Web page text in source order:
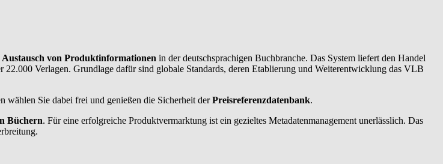
von Produktinformationen in der deutschsprachigen Buchbranche. Das System liefert den Handel
22.000 Verlagen. Grundlage dafür sind globale Standards, deren Etablierung und Weiterentwicklung das VLB
wählen Sie dabei frei und genießen die Sicherheit derPreisreferenzdatenbank.
Büchern. Für eine erfolgreiche Produktvermarktung ist ein gezieltes Metadatenmanagement unerlässlich. Das